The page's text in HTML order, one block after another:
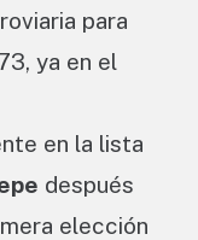
para
ya en el
en la lista
después
elección